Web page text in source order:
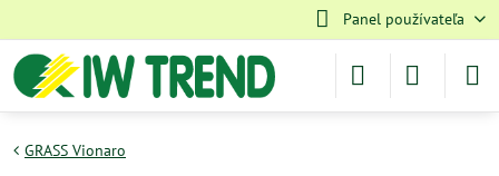
Panel používateľa
GRASS Vionaro